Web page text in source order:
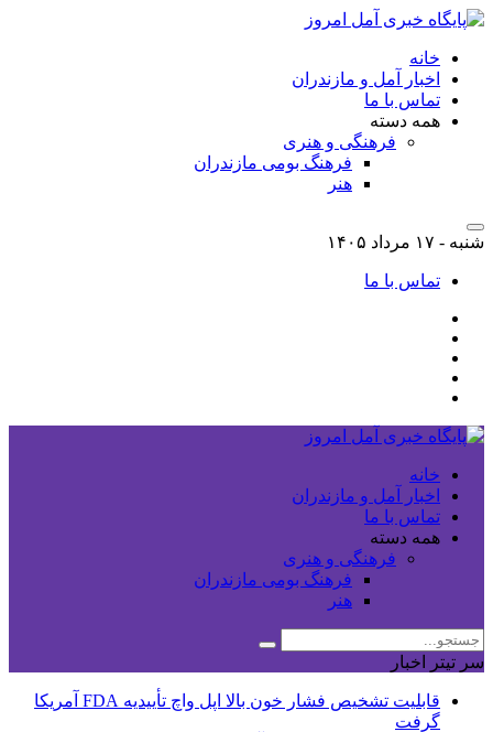
خانه
اخبار آمل و مازندران
تماس با ما
همه دسته
فرهنگی و هنری
فرهنگ بومی مازندران
هنر
شنبه - ۱۷ مرداد ۱۴۰۵
تماس با ما
خانه
اخبار آمل و مازندران
تماس با ما
همه دسته
فرهنگی و هنری
فرهنگ بومی مازندران
هنر
سر تیتر اخبار
قابلیت تشخیص فشار خون بالا اپل واچ تأییدیه FDA آمریکا
گرفت